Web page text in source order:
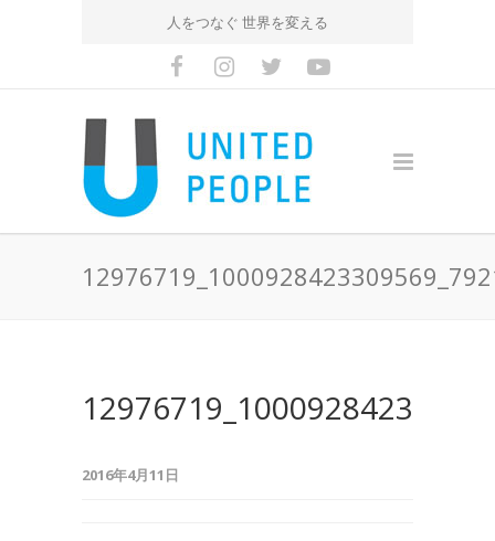
人をつなぐ 世界を変える
2016年4月11日